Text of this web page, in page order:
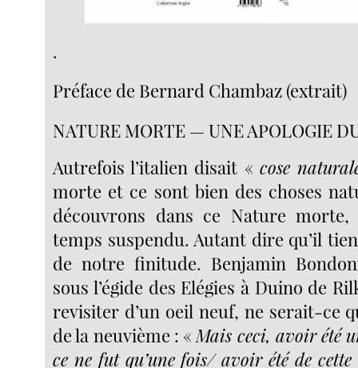
.
Préface de Bernard Chambaz (extrait)
NATURE MORTE — UNE APOLOGIE
Autrefois l’italien disait « cose
morte et ce sont bien des choses
découvrons dans ce Nature morte,
temps suspendu. Autant dire qu’il
de notre finitude. Benjamin
sous l’égide des Elégies à Duino de
revisiter d’un oeil neuf, ne serait-ce
de la neuvième : « Mais ceci, avoir été
ce ne fut qu’une fois/ avoir été de cette